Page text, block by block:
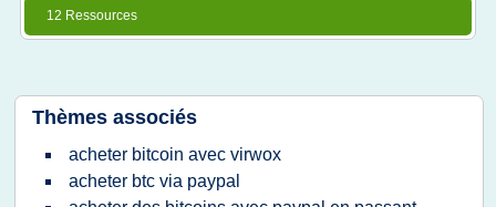
12 Ressources
Thèmes associés
acheter bitcoin avec virwox
acheter btc via paypal